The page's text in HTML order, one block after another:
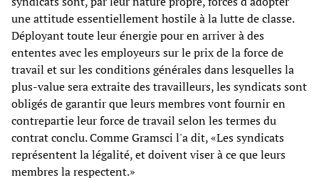
une attitude essentiellement hostile à la lutte de classe.
Déployant toute leur énergie pour en arriver à des
ententes avec les employeurs sur le prix de la force de
travail et sur les conditions générales dans lesquelles la
plus-value sera extraite des travailleurs, les syndicats sont
obligés de garantir que leurs membres vont fournir en
contrepartie leur force de travail selon les termes du
contrat conclu. Comme Gramsci l'a dit, «Les syndicats
représentent la légalité, et doivent viser à ce que leurs
membres la respectent.»